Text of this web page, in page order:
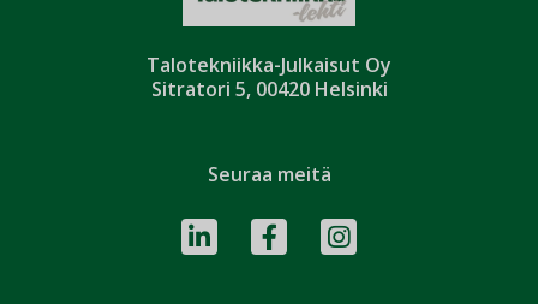
Talotekniikka-Julkaisut Oy
Sitratori 5, 00420 Helsinki
Seuraa meitä